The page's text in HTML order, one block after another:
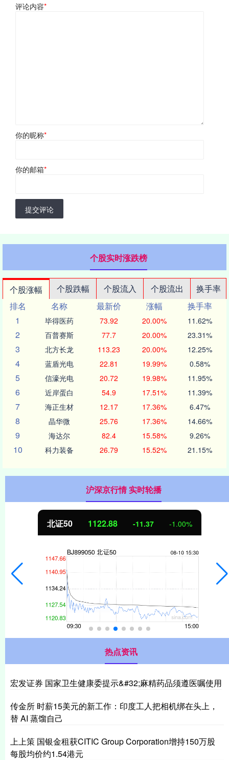
评论内容*
你的昵称*
你的邮箱*
提交评论
个股实时涨跌榜
个股涨幅 个股跌幅 个股流入 个股流出
换手率
排名
名称 最新价 涨幅
换手率
1
毕得医药 73.92 20.00% 11.62%
2 百普赛斯 77.7 20.00% 23.31%
3 北方长龙 113.23 20.00% 12.25%
4 蓝盾光电 22.81 19.99% 0.58%
5 信濠光电 20.72 19.98% 11.95%
6 近岸蛋白 54.9 17.51% 11.39%
7 海正生材 12.17 17.36% 6.47%
8 晶华微 25.76 17.36% 14.66%
9 海达尔 82.4 15.58% 9.26%
10 科力装备 26.79 15.52% 21.15%
沪深京行情 实时轮播
北证50 1122.88 -11.37 -1.00%
热点资讯
宏发证券 国家卫生健康委提示&#32;麻精药品须遵医嘱使用
传金所 时薪15美元的新工作：印度工人把相机绑在头上，
替 AI 蒸馏自己
上上策 国银金租获CITIC Group Corporation增持150万股
每股均价约1.54港元